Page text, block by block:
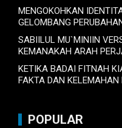
MENGOKOHKAN
GELOMBANG
SABIILUL MU`MINIIN
KEMANAKAH ARAH
KETIKA BADAI FITNAH
FAKTA DAN KELEMAHAN
POPULAR